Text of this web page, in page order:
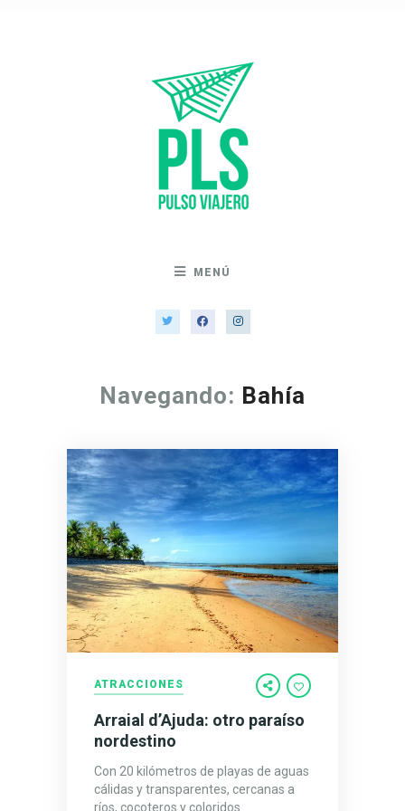
MENÚ
Navegando: Bahía
ATRACCIONES
Arraial d’Ajuda: otro paraíso
nordestino
Con 20 kilómetros de playas de aguas
cálidas y transparentes, cercanas a
ríos, cocoteros y coloridos